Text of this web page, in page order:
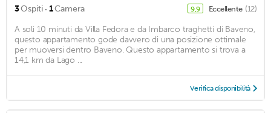
3Ospiti · 1Camera 9,9 Eccellente (12)
A soli 10 minuti da Villa Fedora e da Imbarco traghetti di Baveno,
questo appartamento gode davvero di una posizione ottimale
per muoversi dentro Baveno. Questo appartamento si trova a
14,1 km da Lago ...
Verifica disponibilità